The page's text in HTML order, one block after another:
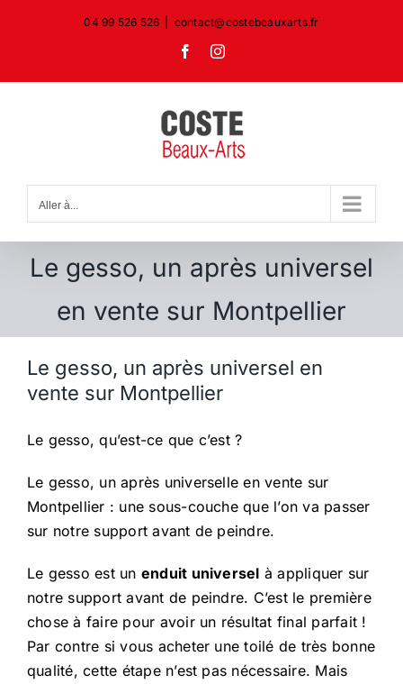
04 99 526 526 contact@costebeauxarts.fr
FacebookInstagram
Aller à...
Le gesso, un après universel
en vente sur Montpellier
Le gesso, un après universel en
vente sur Montpellier
Le gesso, qu’est-ce que c’est ?
Le gesso, un après universelle en vente sur
Montpellier : une sous-couche que l’on va passer
sur notre support avant de peindre.
Le gesso est un enduit universel à appliquer sur
notre support avant de peindre. C’est le première
chose à faire pour avoir un résultat final parfait !
Par contre si vous acheter une toilé de très bonne
qualité, cette étape n’est pas nécessaire. Mais